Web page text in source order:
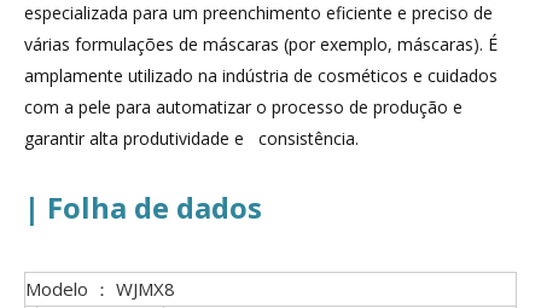
especializada para um preenchimento eficiente e preciso de
várias formulações de máscaras (por exemplo, máscaras). É
amplamente utilizado na indústria de cosméticos e cuidados
com a pele para automatizar o processo de produção e
garantir alta produtividade e consistência.
| Folha de dados
Modelo ： WJMX8